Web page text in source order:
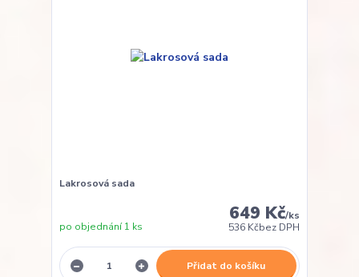
Lakrosová sada
649 Kč/ks
536 Kčbez DPH
po objednání 1 ks
Přidat do košíku